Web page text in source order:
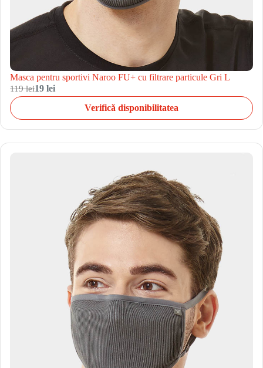
Masca pentru sportivi Naroo FU+ cu filtrare particule Gri L
119 lei19 lei
Verifică disponibilitatea